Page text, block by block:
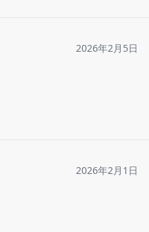
2026年2月5日
2026年2月1日